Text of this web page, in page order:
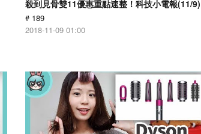
殺到見骨雙11優惠重點速整！科技小電報(11/9)
# 189
2018-11-09 01:00